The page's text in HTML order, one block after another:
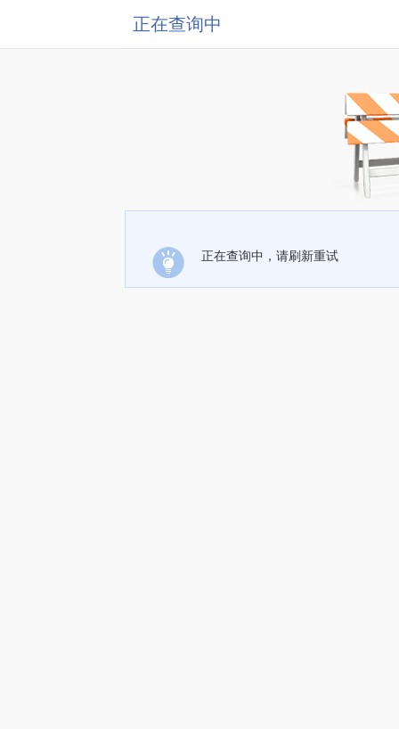
正在查询中
正在查询中，请刷新重试